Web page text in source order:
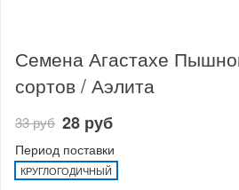
Семена Агастахе
сортов / Аэлита
33 руб 28 руб
Период поставки
КРУГЛОГОДИЧНЫЙ